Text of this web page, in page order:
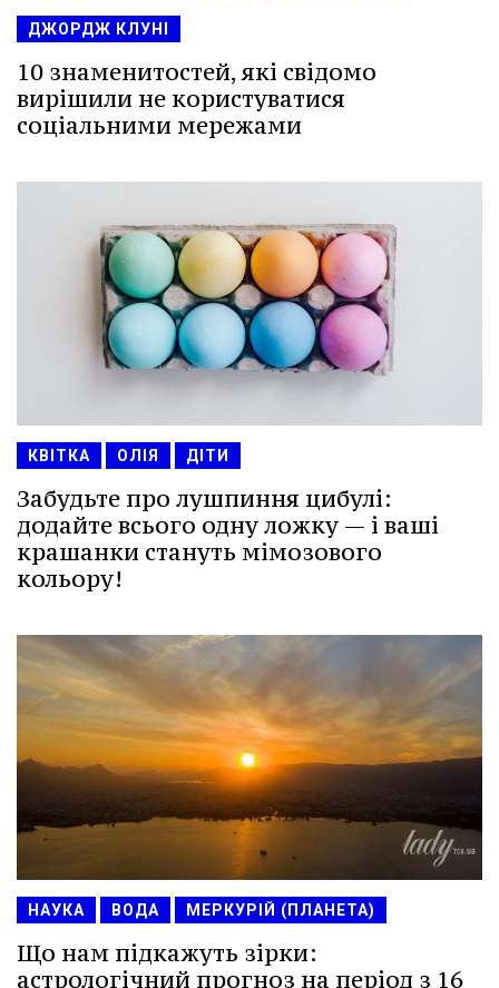
ДЖОРДЖ КЛУНІ
10 знаменитостей, які свідомо
вирішили не користуватися
соціальними мережами
КВІТКА ОЛІЯ ДІТИ
Забудьте про лушпиння цибулі:
додайте всього одну ложку — і ваші
крашанки стануть мімозового
кольору!
НАУКА ВОДА МЕРКУРІЙ (ПЛАНЕТА)
Що нам підкажуть зірки:
астрологічний прогноз на період з 16